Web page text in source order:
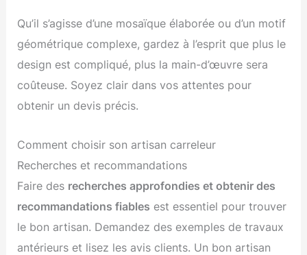
Qu’il s’agisse d’une mosaïque élaborée ou d’un motif
géométrique complexe, gardez à l’esprit que plus le
design est compliqué, plus la main-d’œuvre sera
coûteuse. Soyez clair dans vos attentes pour
obtenir un devis précis.
Comment choisir son artisan carreleur
Recherches et recommandations
Faire des recherches approfondies et obtenir des
recommandations fiables est essentiel pour trouver
le bon artisan. Demandez des exemples de travaux
antérieurs et lisez les avis clients. Un bon artisan